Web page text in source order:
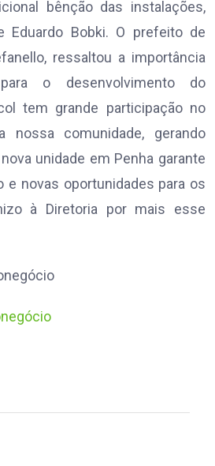
bênção das instalações,
Eduardo Bobki. O prefeito de
ressaltou a importância
o desenvolvimento do
tem grande participação no
nossa comunidade, gerando
unidade em Penha garante
e novas oportunidades para os
à Diretoria por mais esse